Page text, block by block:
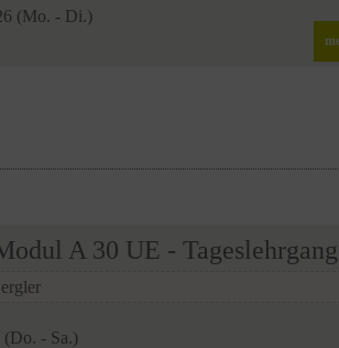
(Mo. - Di.)
A 30 UE - Tageslehrgang
(Do. - Sa.)